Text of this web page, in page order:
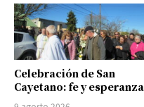
Celebración de San
Cayetano: fe y esperanza